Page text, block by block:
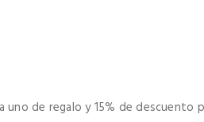
de regalo y 15% de descuento